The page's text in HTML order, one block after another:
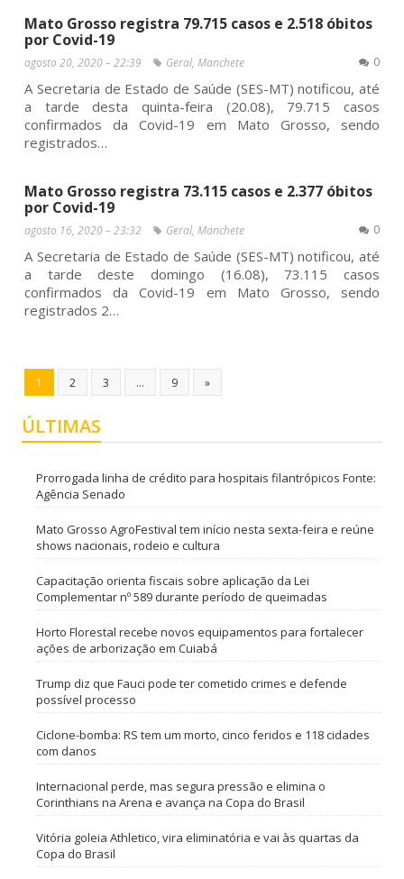
Mato Grosso registra 79.715 casos e 2.518 óbitos
por Covid-19
agosto 20, 2020 – 22:39 Geral, Manchete 0
A Secretaria de Estado de Saúde (SES-MT) notificou, até
a tarde desta quinta-feira (20.08), 79.715 casos
confirmados da Covid-19 em Mato Grosso, sendo
registrados…
Mato Grosso registra 73.115 casos e 2.377 óbitos
por Covid-19
agosto 16, 2020 – 23:32 Geral, Manchete 0
A Secretaria de Estado de Saúde (SES-MT) notificou, até
a tarde deste domingo (16.08), 73.115 casos
confirmados da Covid-19 em Mato Grosso, sendo
registrados 2…
1 2 3 … 9 »
ÚLTIMAS
Prorrogada linha de crédito para hospitais filantrópicos Fonte:
Agência Senado
Mato Grosso AgroFestival tem início nesta sexta-feira e reúne
shows nacionais, rodeio e cultura
Capacitação orienta fiscais sobre aplicação da Lei
Complementar nº 589 durante período de queimadas
Horto Florestal recebe novos equipamentos para fortalecer
ações de arborização em Cuiabá
Trump diz que Fauci pode ter cometido crimes e defende
possível processo
Ciclone-bomba: RS tem um morto, cinco feridos e 118 cidades
com danos
Internacional perde, mas segura pressão e elimina o
Corinthians na Arena e avança na Copa do Brasil
Vitória goleia Athletico, vira eliminatória e vai às quartas da
Copa do Brasil